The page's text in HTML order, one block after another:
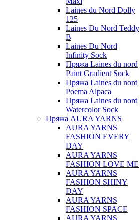
Laines du Nord Dolly
125
Laines Du Nord Teddy
B
Laines Du Nord
Infinity Sock
Пряжа Laines du nord
Paint Gradient Sock
Пряжа Laines du nord
Poema Alpaca
Пряжа Laines du nord
Watercolor Sock
Пряжа AURA YARNS
AURA YARNS
FASHION EVERY
DAY
AURA YARNS
FASHION LOVE ME
AURA YARNS
FASHION SHINY
DAY
AURA YARNS
FASHION SPACE
AURA YARNS